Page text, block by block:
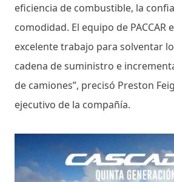
eficiencia de combustible, la
comodidad. El equipo de PACCAR
excelente trabajo para solventar
cadena de suministro e
de camiones”, precisó Preston
ejecutivo de la compañía.